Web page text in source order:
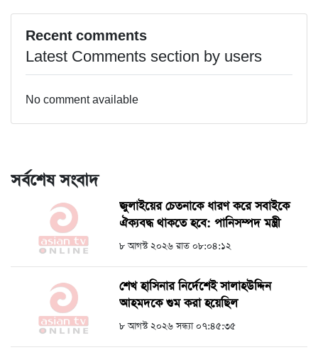
Recent comments
Latest Comments section by users
No comment available
সর্বশেষ সংবাদ
জুলাইয়ের চেতনাকে ধারণ করে সবাইকে
ঐক্যবদ্ধ থাকতে হবে: পানিসম্পদ মন্ত্রী
৮ আগস্ট ২০২৬ রাত ০৮:০৪:১২
শেখ হাসিনার নির্দেশেই সালাহউদ্দিন
আহমদকে গুম করা হয়েছিল
৮ আগস্ট ২০২৬ সন্ধ্যা ০৭:৪৫:৩৫